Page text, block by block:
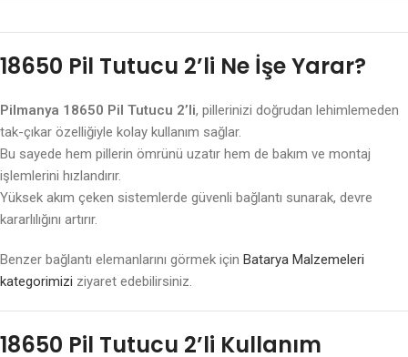
18650 Pil Tutucu 2’li Ne İşe Yarar?
Pilmanya 18650 Pil Tutucu 2’li, pillerinizi doğrudan lehimlemeden
tak-çıkar özelliğiyle kolay kullanım sağlar.
Bu sayede hem pillerin ömrünü uzatır hem de bakım ve montaj
işlemlerini hızlandırır.
Yüksek akım çeken sistemlerde güvenli bağlantı sunarak, devre
kararlılığını artırır.
Benzer bağlantı elemanlarını görmek için Batarya Malzemeleri
kategorimizi ziyaret edebilirsiniz.
18650 Pil Tutucu 2’li Kullanım